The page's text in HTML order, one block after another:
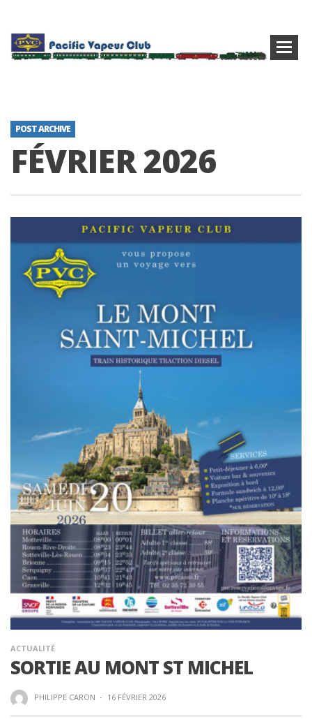
POST ARCHIVE
FÉVRIER 2026
ACTUALITÉ
SORTIE AU MONT ST MICHEL
PHILIPPE CARON · 16 FÉVRIER 2026